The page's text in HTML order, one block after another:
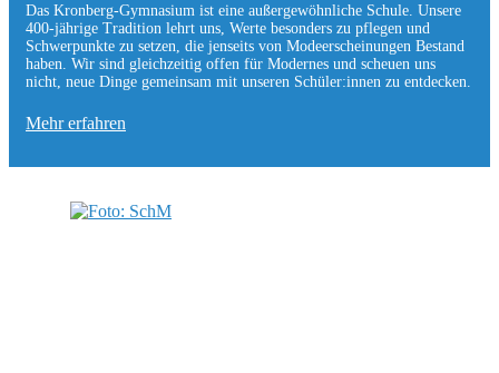
Das Kronberg-Gymnasium ist eine außergewöhnliche Schule. Unsere
400-jährige Tradition lehrt uns, Werte besonders zu pflegen und
Schwerpunkte zu setzen, die jen­seits von Modeerscheinungen Be­stand
haben. Wir sind gleichzeitig offen für Modernes und scheuen uns
nicht, neue Dinge gemeinsam mit unseren Schüler:innen zu entde­cken.
Mehr erfahren